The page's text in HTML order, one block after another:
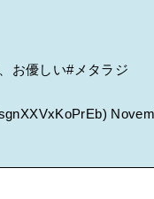
お優しい#メタラジ